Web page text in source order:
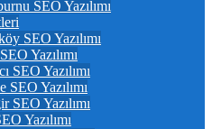
SEO Yazılımı
SEO Yazılımı
Yazılımı
SEO Yazılımı
SEO Yazılımı
SEO Yazılımı
Yazılımı